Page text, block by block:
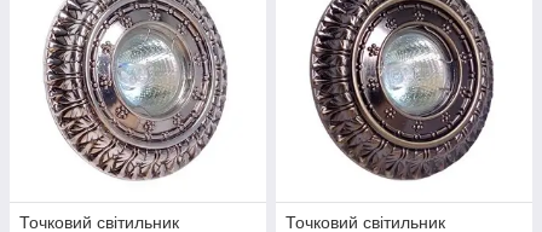
Точковий світильник
Точковий світильник